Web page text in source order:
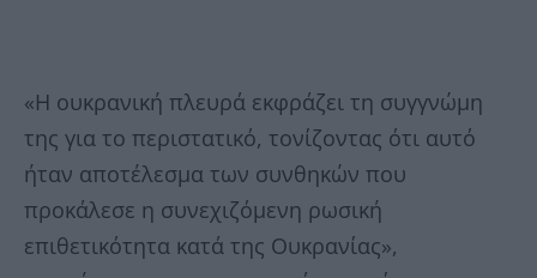
«Η ουκρανική πλευρά εκφράζει τη συγγνώμη
της για το περιστατικό, τονίζοντας ότι αυτό
ήταν αποτέλεσμα των συνθηκών που
προκάλεσε η συνεχιζόμενη ρωσική
επιθετικότητα κατά της Ουκρανίας»,